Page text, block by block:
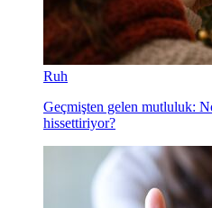
Ruh
Geçmişten gelen mutluluk:
hissettiriyor?